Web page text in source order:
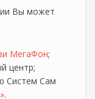
Вы может
МегаФон;
центр;
Систем Сам
.